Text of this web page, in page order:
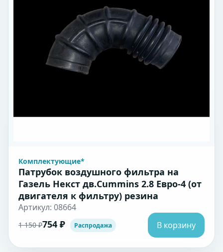
Комплектующие*
Патрубок воздушного фильтра на
Газель Некст дв.Cummins 2.8 Евро-4 (от
двигателя к фильтру) резина
Артикул: 08664
1 150 ₽754 ₽ Распродажа В корзину